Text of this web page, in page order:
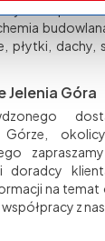
płytki, dachy,
Jelenia Góra
Górze,
doradcy
na
z